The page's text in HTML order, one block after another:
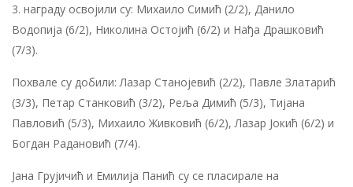
3. награду освојили су: Михаило Симић (2/2), Данило
Водопија (6/2), Николина Остојић (6/2) и Нађа Драшковић
(7/3).
Похвале су добили: Лазар Станојевић (2/2), Павле Златарић
(3/3), Петар Станковић (3/2), Реља Димић (5/3), Тијана
Павловић (5/3), Михаило Живковић (6/2), Лазар Јокић (6/2) и
Богдан Радановић (7/4).
Јана Грујичић и Емилија Панић су се пласирале на